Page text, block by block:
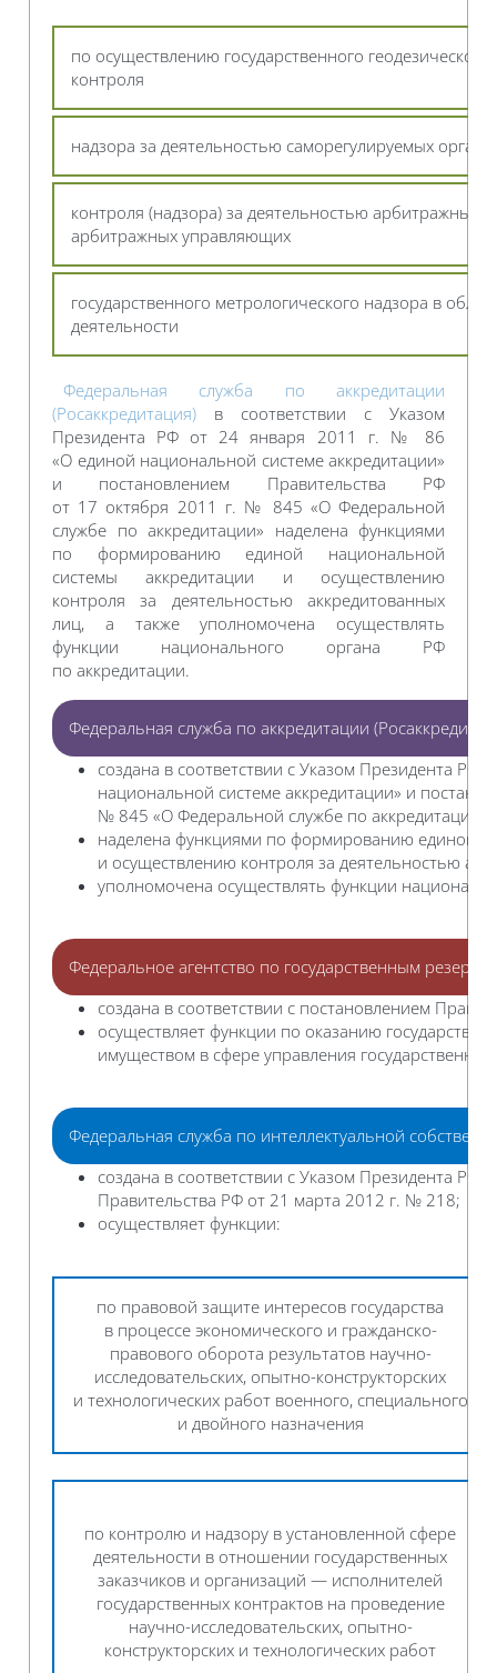
по осуществлению государственного
контроля
надзора за деятельностью саморегулируемых
контроля (надзора) за деятельностью арбитражных
арбитражных управляющих
государственного метрологического надзора в
деятельности
Федеральная служба по аккредитации
(Росаккредитация) в соответствии с Указом
Президента РФ от 24 января 2011 г. № 86
«О единой национальной системе аккредитации»
и постановлением Правительства РФ
от 17 октября 2011 г. № 845 «О Федеральной
службе по аккредитации» наделена функциями
по формированию единой национальной
системы аккредитации и осуществлению
контроля за деятельностью аккредитованных
лиц, а также уполномочена осуществлять
функции национального органа РФ
по аккредитации.
Федеральная служба по аккредитации
создана в соответствии с Указом Президента
национальной системе аккредитации» и
№ 845 «О Федеральной службе по аккредитации»;
наделена функциями по формированию единой
и осуществлению контроля за деятельностью
уполномочена осуществлять функции
Федеральное агентство по государственным
создана в соответствии с постановлением
осуществляет функции по оказанию
имуществом в сфере управления
Федеральная служба по интеллектуальной
создана в соответствии с Указом Президента
Правительства РФ от 21 марта 2012 г. № 218;
осуществляет функции:
по правовой защите интересов государства
в процессе экономического и гражданско-
правового оборота результатов научно-
исследовательских, опытно-конструкторских
и технологических работ военного, специального
и двойного назначения
по контролю и надзору в установленной сфере
деятельности в отношении государственных
заказчиков и организаций — исполнителей
государственных контрактов на проведение
научно-исследовательских, опытно-
конструкторских и технологических работ